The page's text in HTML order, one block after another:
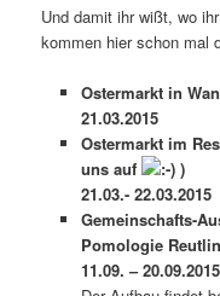
Und damit ihr wißt, wo
kommen hier schon mal
Ostermarkt in
21.03.2015
Ostermarkt im
uns auf
)
21.03.- 22.03.2015
Gemeinschafts-
Pomologie
11.09. – 20.09.2015